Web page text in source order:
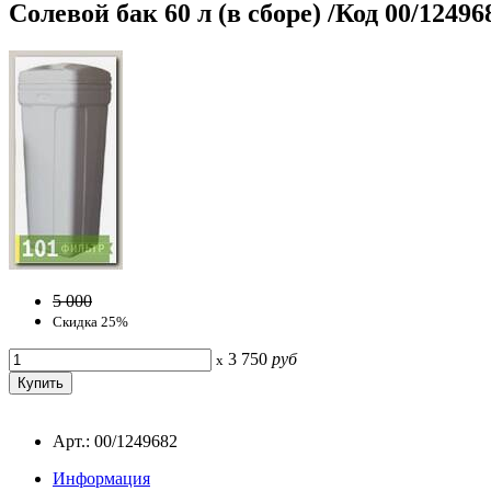
Солевой бак 60 л (в сборе) /Код 00/
5 000
Скидка 25%
x 3 750 руб
Арт.: 00/1249682
Информация